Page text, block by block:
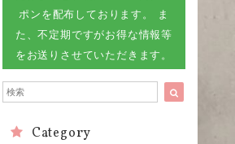
ポンを配布しております。 ま
た、不定期ですがお得な情報等
をお送りさせていただきます。
Category